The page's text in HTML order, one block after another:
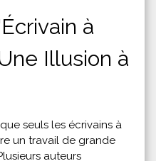
à
Illusion à
seuls les écrivains à
un travail de grande
auteurs